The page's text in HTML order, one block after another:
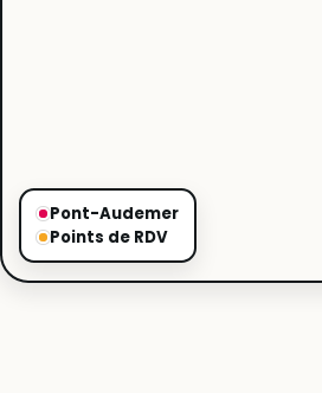
Pont-Audemer
Points de RDV